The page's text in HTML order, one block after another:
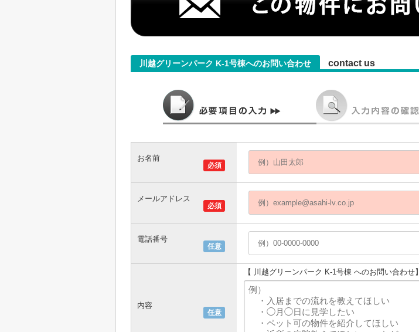
川越グリーンパーク K-1号棟へのお問い合わせ contact us
必須
お名前
必須
メールアドレス
任意
電話番号
任意
内容
【 川越グリーンパーク K-1号棟 へのお問い合わせ】